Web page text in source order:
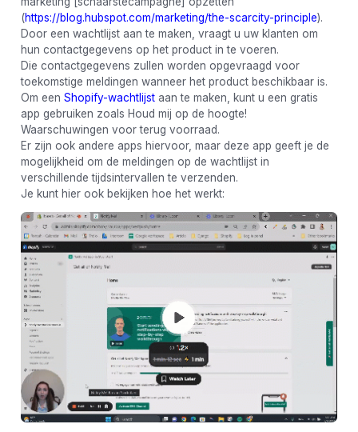
(https://blog.hubspot.com/marketing/the-scarcity-principle).
Door een wachtlijst aan te maken, vraagt ​​u uw klanten om
hun contactgegevens op het product in te voeren.
Die contactgegevens zullen worden opgevraagd voor
toekomstige meldingen wanneer het product beschikbaar is.
Om een ​​ Shopify-wachtlijstaan te maken, kunt u een gratis
app gebruiken zoals Houd mij op de hoogte!
Waarschuwingen voor terug voorraad.
Er zijn ook andere apps hiervoor, maar deze app geeft je de
mogelijkheid om de meldingen op de wachtlijst in
verschillende tijdsintervallen te verzenden.
Je kunt hier ook bekijken hoe het werkt: